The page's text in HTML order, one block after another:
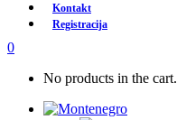
Kontakt
Registracija
0
No products in the cart.